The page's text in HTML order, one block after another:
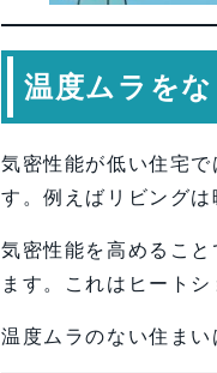
温度ムラを
気密性能が低い住宅
す。例えばリビング
気密性能を高めるこ
ます。これはヒート
温度ムラのない住まい